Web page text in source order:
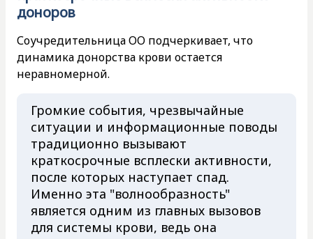
доноров
Соучредительница ОО подчеркивает, что
динамика донорства крови остается
неравномерной.
Громкие события, чрезвычайные
ситуации и информационные поводы
традиционно вызывают
краткосрочные всплески активности,
после которых наступает спад.
Именно эта "волнообразность"
является одним из главных вызовов
для системы крови, ведь она